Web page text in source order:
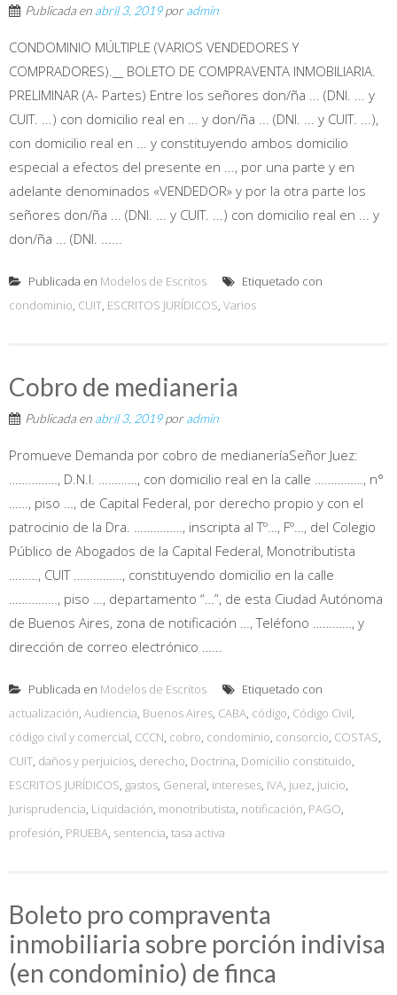
Publicada en abril 3, 2019poradmin
CONDOMINIO MÚLTIPLE (VARIOS VENDEDORES Y
COMPRADORES).__ BOLETO DE COMPRAVENTA INMOBILIARIA.
PRELIMINAR (A- Partes) Entre los señores don/ña ... (DNI. ... y
CUIT. ...) con domicilio real en ... y don/ña ... (DNI. ... y CUIT. ...),
con domicilio real en ... y constituyendo ambos domicilio
especial a efectos del presente en ..., por una parte y en
adelante denominados «VENDEDOR» y por la otra parte los
señores don/ña ... (DNI. ... y CUIT. ...) con domicilio real en ... y
don/ña ... (DNI. ......
Publicada en Modelos de Escritos
Etiquetado con
condominio, CUIT, ESCRITOS JURÍDICOS, Varios
Cobro de medianeria
Publicada en abril 3, 2019poradmin
Promueve Demanda por cobro de medianeríaSeñor Juez:
……………, D.N.I. …………, con domicilio real en la calle ……………, n°
……, piso …, de Capital Federal, por derecho propio y con el
patrocinio de la Dra. ……………, inscripta al Tº…, Fº…, del Colegio
Público de Abogados de la Capital Federal, Monotributista
………, CUIT ……………, constituyendo domicilio en la calle
……………, piso …, departamento “…”, de esta Ciudad Autónoma
de Buenos Aires, zona de notificación …, Teléfono …………, y
dirección de correo electrónico …...
Publicada en Modelos de Escritos
Etiquetado con
actualización, Audiencia, Buenos Aires, CABA, código, Código Civil,
código civil y comercial, CCCN, cobro, condominio, consorcio, COSTAS,
CUIT, daños y perjuicios, derecho, Doctrina, Domicilio constituido,
ESCRITOS JURÍDICOS, gastos, General, intereses, IVA, juez, juicio,
Jurisprudencia, Liquidación, monotributista, notificación, PAGO,
profesión, PRUEBA, sentencia, tasa activa
Boleto pro compraventa
inmobiliaria sobre porción indivisa
(en condominio) de finca